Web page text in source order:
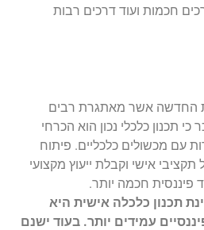
חכמות ועוד דרכים רבות
החדשה אשר מאתגרת רבים
תכנון כלכלי נכון הוא הכרחי
עם מכשולים כלכליים. פיתוח
אישי וקבלת ייעוץ מקצועי
פיננסית חכמה יותר.
תכנון כלכלה אישית היא
עמידים יותר. בעוד ישנם